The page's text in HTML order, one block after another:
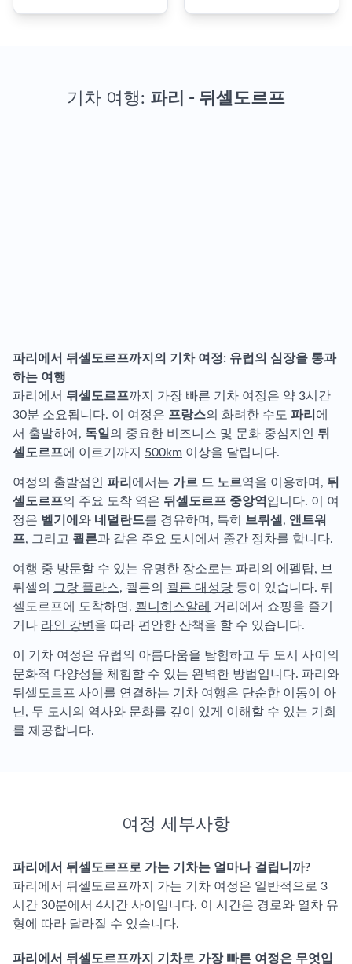
기차 여행: 파리 - 뒤셀도르프
파리에서 뒤셀도르프까지의 기차 여정: 유럽의 심장을 통과
하는 여행
파리에서 뒤셀도르프까지 가장 빠른 기차 여정은 약 3시간
30분 소요됩니다. 이 여정은 프랑스의 화려한 수도 파리 에
서 출발하여, 독일 의 중요한 비즈니스 및 문화 중심지인 뒤
셀도르프에 이르기까지 500km 이상을 달립니다.
여정의 출발점인 파리 에서는 가르 드 노르역을 이용하며, 뒤
셀도르프의 주요 도착 역은 뒤셀도르프 중앙역 입니다. 이 여
정은 벨기에 와 네덜란드를 경유하며, 특히 브뤼셀 , 앤트워
프, 그리고 쾰른과 같은 주요 도시에서 중간 정차를 합니다.
여행 중 방문할 수 있는 유명한 장소로는 파리의 에펠탑, 브
뤼셀의
그랑 플라스, 쾰른의 쾰른 대성당 등이 있습니다. 뒤
셀도르프에 도착하면, 쾰니히스알레
거리에서 쇼핑을 즐기
거나 라인 강변 을 따라 편안한 산책을 할 수 있습니다.
이 기차 여정은 유럽의 아름다움을 탐험하고 두 도시 사이의
문화적 다양성을 체험할 수 있는 완벽한 방법입니다. 파리와
뒤셀도르프 사이를 연결하는 기차 여행은 단순한 이동이 아
닌, 두 도시의 역사와 문화를 깊이 있게 이해할 수 있는 기회
를 제공합니다.
여정 세부사항
파리에서 뒤셀도르프로 가는 기차는 얼마나 걸립니까?
파리에서 뒤셀도르프까지 가는 기차 여정은 일반적으로 3
시간 30분에서 4시간 사이입니다. 이 시간은 경로와 열차 유
형에 따라 달라질 수 있습니다.
파리에서 뒤셀도르프까지 기차로 가장 빠른 여정은 무엇입